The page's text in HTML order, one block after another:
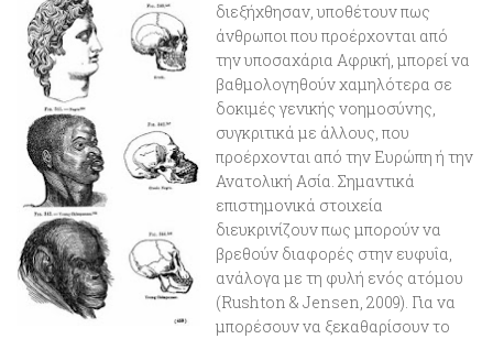
διεξήχθησαν, υποθέτουν πως
άνθρωποι που προέρχονται από
την υποσαχάρια Αφρική, μπορεί να
βαθμολογηθούν χαμηλότερα σε
δοκιμές γενικής νοημοσύνης,
συγκριτικά με άλλους, που
προέρχονται από την Ευρώπη ή την
Ανατολική Ασία. Σημαντικά
επιστημονικά στοιχεία
διευκρινίζουν πως μπορούν να
βρεθούν διαφορές στην ευφυΐα,
ανάλογα με τη φυλή ενός ατόμου
(Rushton & Jensen, 2009). Για να
μπορέσουν να ξεκαθαρίσουν το